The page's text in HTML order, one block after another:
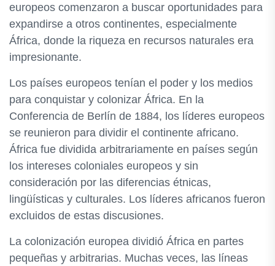
europeos comenzaron a buscar oportunidades para
expandirse a otros continentes, especialmente
África, donde la riqueza en recursos naturales era
impresionante.
Los países europeos tenían el poder y los medios
para conquistar y colonizar África. En la
Conferencia de Berlín de 1884, los líderes europeos
se reunieron para dividir el continente africano.
África fue dividida arbitrariamente en países según
los intereses coloniales europeos y sin
consideración por las diferencias étnicas,
lingüísticas y culturales. Los líderes africanos fueron
excluidos de estas discusiones.
La colonización europea dividió África en partes
pequeñas y arbitrarias. Muchas veces, las líneas